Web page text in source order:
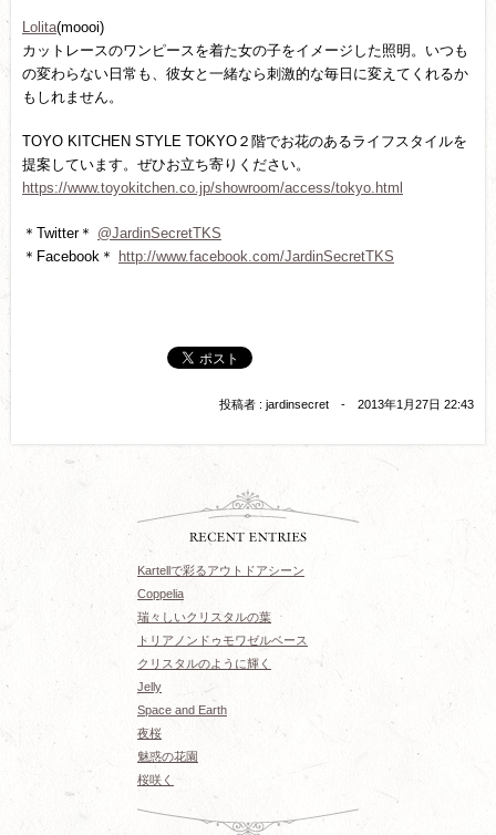
Lolita(moooi)
カットレースのワンピースを着た女の子をイメージした照明。いつも
の変わらない日常も、彼女と一緒なら刺激的な毎日に変えてくれるか
もしれません。
TOYO KITCHEN STYLE TOKYO２階でお花のあるライフスタイルを
提案しています。ぜひお立ち寄りください。
https://www.toyokitchen.co.jp/showroom/access/tokyo.html
＊Twitter＊ @JardinSecretTKS
＊Facebook＊
http://www.facebook.com/JardinSecretTKS
投稿者 : jardinsecret - 2013年1月27日 22:43
Kartellで彩るアウトドアシーン
Coppelia
瑞々しいクリスタルの葉
トリアノンドゥモワゼルベース
クリスタルのように輝く
Jelly
Space and Earth
夜桜
魅惑の花園
桜咲く